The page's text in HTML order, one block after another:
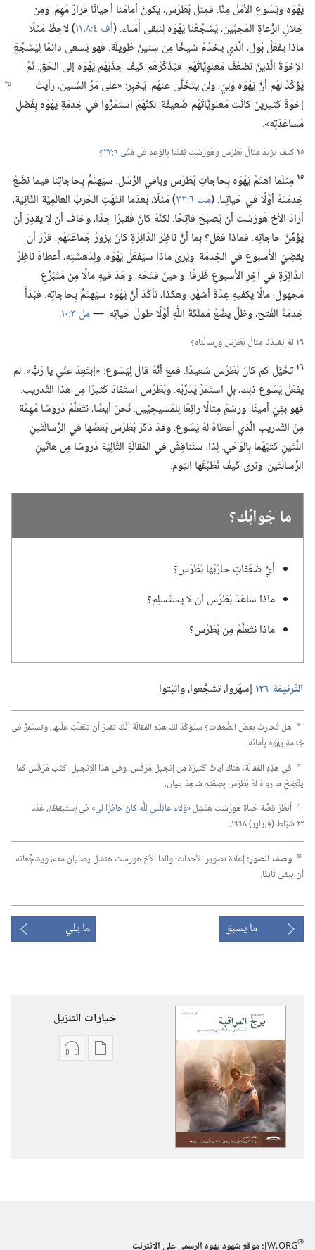
يَهْوَه ويَسُوع الأمَلَ مِنَّا.‏ فمِثلَ بُطْرُس،‏ يكونُ أمامَنا أحيانًا قَرارٌ مُهِمّ.‏ ومِن
خِلالِ الرُّعاةِ المُحِبِّين،‏ يُشَجِّعُنا يَهْوَه لِنبقى أُمَناء.‏ (‏أف ٤:‏٨،‏
‏)‏ لاحِظْ مَثَلًا
ماذا يفعَلُ بُول،‏ الَّذي يخدُمُ شَيخًا مِن سِنينَ طَويلَة.‏ فهو يَسعى دائِمًا لِيُشَجِّعَ
الإخوَةَ الَّذينَ تضعُفُ مَعنَوِيَّاتُهُم.‏ فيُذَكِّرُهُم كَيفَ جذَبَهُم يَهْوَه إلى الحَقّ.‏ ثُمَّ
يُؤَكِّدُ لهُم أنَّ يَهْوَه وَلِيّ،‏ ولن يتَخَلَّى عنهُم.‏يُخبِر:‏ «على مَرِّ السِّنين،‏ رأيتُ
إخوَةً كَثيرينَ كانَت مَعنَوِيَّاتُهُم ضَعيفَة،‏ لكنَّهُمُ استَمَرُّوا في خِدمَةِ يَهْوَه بِفَضلِ
مُساعَدَتِه».‏
١٥كَيفَ يزيدُ مِثالُ بُطْرُس وهُورْسْت ثِقَتَنا بِالوَعدِ فيمَتَّى ٦:‏٣٣
‏؟‏
١٥ مِثلَما اهتَمَّ يَهْوَه بِحاجاتِ بُطْرُس وباقي الرُّسُل،‏ سيَهتَمُّ بِحاجاتِنا فيما نضَعُ
خِدمَتَهُ أوَّلًا في حَياتِنا.‏ (‏مت ٦:‏٣٣
‏)‏ مَثَلًا،‏ بَعدَما انتَهَتِ الحَربُ العالَمِيَّة الثَّانِيَة،‏
أرادَ الأخ هُورْسْت أن يُصبِحَ فاتِحًا.‏ لكنَّهُ كانَ فَقيرًا جِدًّا،‏ وخافَ أن لا يقدِرَ أن
يُؤَمِّنَ حاجاتِه.‏ فماذا فعَل؟‏ بِما أنَّ ناظِرَ الدَّائِرَةِ كانَ يزورُ جَماعَتَهُم،‏ قرَّرَ أن
يقضِيَ الأُسبوعَ في الخِدمَة،‏ ويَرى ماذا سيَفعَلُ يَهْوَه.‏ ولِدَهشَتِه،‏ أعطاهُ ناظِرُ
الدَّائِرَةِ في آخِرِ الأُسبوعِ ظَرفًا.‏ وحينَ فتَحَه،‏ وجَدَ فيهِ مالًا مِن مُتَبَرِّعٍ
مَجهول،‏ مالًا يكفيهِ عِدَّةَ أشهُر.‏ وهكَذا،‏ تأكَّدَ أنَّ يَهْوَه سيَهتَمُّ بِحاجاتِه.‏ فبَدَأَ
خِدمَةَ الفَتح،‏ وظلَّ يضَعُ مَملَكَةَ اللّٰهِ أوَّلًا طولَ حَياتِه.‏ —‏مل ٣:‏١٠ ‏.‏
١٦ لِمَ يُفيدُنا مِثالُ بُطْرُس ورِسالَتاه؟‏
١٦تخَيَّلْ كم كانَ بُطْرُس سَعيدًا.‏ فمع أنَّهُ قالَ لِيَسُوع:‏ «إبتَعِدْ عنِّي يا رَبُّ»،‏ لم
يفعَلْ يَسُوع ذلِك،‏ بلِ استَمَرَّ يُدَرِّبُه.‏ وبُطْرُس استَفادَ كَثيرًا مِن هذا التَّدريب.‏
فهو بقِيَ أمينًا،‏ ورسَمَ مِثالًا رائِعًا لِلمَسيحِيِّين.‏ نَحنُ أيضًا،‏ نتَعَلَّمُ دُروسًا مُهِمَّة
مِنَ التَّدريبِ الَّذي أعطاهُ لهُ يَسُوع.‏ وقدْ ذكَرَ بُطْرُس بَعضَها في الرِّسالَتَينِ
اللَّتَينِ كتَبَهُما بِالوَحْي.‏ لِذا،‏ سنُناقِشُ في المَقالَةِ التَّالِيَة دُروسًا مِن هاتَينِ
الرِّسالَتَين،‏ ونرى كَيفَ نُطَبِّقُها اليَوم.‏
ما جَوابُك؟‏
أيُّ ضَعَفاتٍ حارَبَها بُطْرُس؟‏
ماذا ساعَدَ بُطْرُس أن لا يستَسلِم؟‏
ماذا نتَعَلَّمُ مِن بُطْرُس؟‏
التَّرنيمَة ١٢٦ إسهَروا،‏ تشَجَّعوا،‏ واثبُتوا
a هل تُحارِبُ بَعضَ الضَّعَفات؟‏ ستُؤَكِّدُ لكَ هذِهِ المَقالَةُ أنَّكَ تقدِرُ أن تتَغَلَّبَ علَيها،‏ وتستَمِرَّ في
خِدمَةِ يَهْوَه بِأمانَة.‏
b في هذِهِ المَقالَة،‏ هُناك آياتٌ كَثيرَة مِن إنجيلِ مُرْقُس.‏ وفي هذا الإنجيل،‏ كتَبَ مُرْقُس كما
يتَّضِحُ ما رواهُ لهُ بُطْرُس بِصِفَتِهِ شاهِدَ عِيان.‏
c أُنظُرْ قِصَّةَ حَياةِ هُورْسْت هِنْشِل «‏وَلاءُ عائِلَتي لِلّٰهِ كانَ حافِزًا لي‏» فيإستَيقِظ!‏،‏عَدَد
٢٢ شُبَاط (‏فِبْرَايِر)‏ ١٩٩٨.‏
d وصف الصور:‏إعادة تصوير الأحداث:‏ والدا الأخ هورست هنشل يصليان معه،‏ ويشجِّعانه
أن يبقى ثابتًا.‏
ما يسبق ما يلي
خيارات التنزيل
خياراتخيارات
JW.ORG®
:‏ موقع شهود يهوه الرسمي على الانترنت